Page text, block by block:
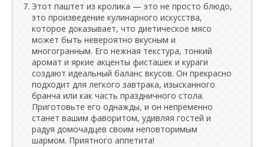
Этот паштет из кролика — это не просто блюдо,
это произведение кулинарного искусства,
которое доказывает, что диетическое мясо
может быть невероятно вкусным и
многогранным. Его нежная текстура, тонкий
аромат и яркие акценты фисташек и кураги
создают идеальный баланс вкусов. Он прекрасно
подходит для легкого завтрака, изысканного
бранча или как часть праздничного стола.
Приготовьте его однажды, и он непременно
станет вашим фаворитом, удивляя гостей и
радуя домочадцев своим неповторимым
шармом. Приятного аппетита!